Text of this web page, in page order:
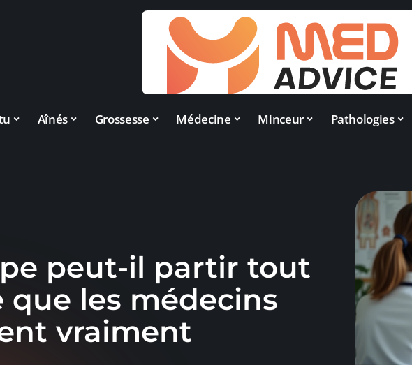
Aînés Grossesse Médecine Minceur Pathologies
peut-il partir tout
que les médecins
vraiment